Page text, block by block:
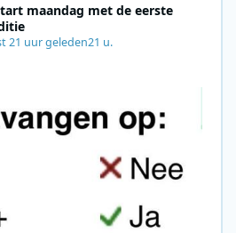
maandag met de eerste
21 uur geleden21 u.